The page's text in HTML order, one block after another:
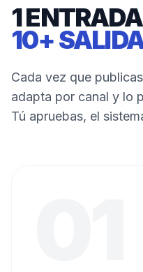
1
10+
Cada vez que
adapta por canal y lo
Tú apruebas, el